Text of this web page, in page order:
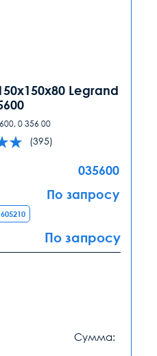
Legrand
0 356 00
(395)
035600
По запросу
По запросу
Сумма: